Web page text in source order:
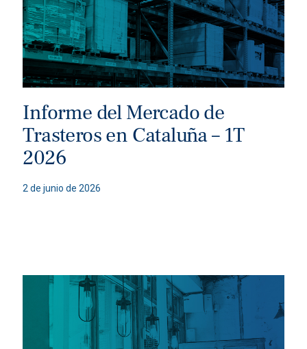
Informe del Mercado de
Trasteros en Cataluña – 1T
2026
2 de junio de 2026